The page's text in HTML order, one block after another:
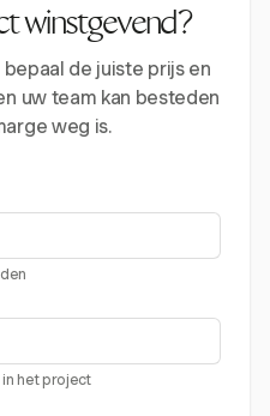
winstgevend?
de juiste prijs en
uw team kan besteden
weg is.
het project